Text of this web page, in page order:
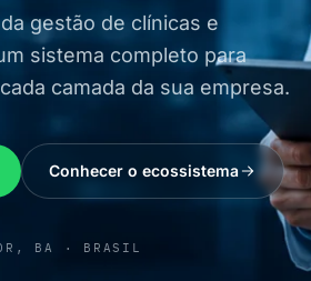
gestão de clínicas e
sistema completo para
camada da sua empresa.
Conhecer o ecossistema
BA · BRASIL